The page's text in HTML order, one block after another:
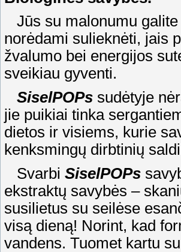
Jūs su malonumu
norėdami sulieknėti, jais
žvalumo bei energijos
sveikiau gyventi.
SiselPOPs sudėtyje
jie puikiai tinka
dietos ir visiems, kurie
kenksmingų dirbtinių
Svarbi SiselPOPs
ekstraktų savybės –
susilietus su seilėse
visą dieną! Norint, kad
vandens. Tuomet kartu